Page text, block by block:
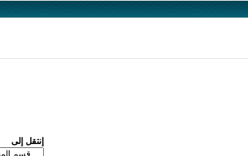
إنتقل إلى